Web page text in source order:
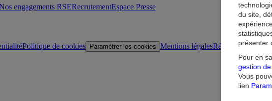
engagements RSERecrutementEspace Presse
Politique de cookies Paramétrer les cookies Mentions légalesRéglementation
du site,
présenter
Pour en
gestion
Vous
lien